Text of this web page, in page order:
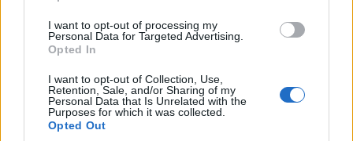
I want to opt-out of processing my
Personal Data for Targeted Advertising.
Opted In
I want to opt-out of Collection, Use,
Retention, Sale, and/or Sharing of my
Personal Data that Is Unrelated with the
Purposes for which it was collected.
Opted Out
ΠΟΝΤΟΣ
Δέσμενα: Το ελληνικό χωριό – αετοφωλιά της
Αργυρούπολης του Πόντου
7/08/2026 - 9:35μμ